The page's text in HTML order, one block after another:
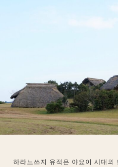
하라노쓰지 유적은 야요이 시대의